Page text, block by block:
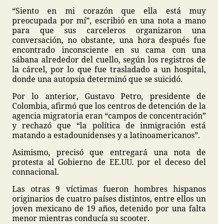
“Siento en mi corazón que ella está muy
preocupada por mí”, escribió en una nota a mano
para que sus carceleros organizaron una
conversación, no obstante, una hora después fue
encontrado inconsciente en su cama con una
sábana alrededor del cuello, según los registros de
la cárcel, por lo que fue trasladado a un hospital,
donde una autopsia determinó que se suicidó.
Por lo anterior, Gustavo Petro, presidente de
Colombia, afirmó que los centros de detención de la
agencia migratoria eran “campos de concentración”
y rechazó que “la política de inmigración está
matando a estadounidenses y a latinoamericanos”.
Asimismo, precisó que entregará una nota de
protesta al Gobierno de EE.UU. por el deceso del
connacional.
Las otras 9 víctimas fueron hombres hispanos
originarios de cuatro países distintos, entre ellos un
joven mexicano de 19 años, detenido por una falta
menor mientras conducía su scooter.